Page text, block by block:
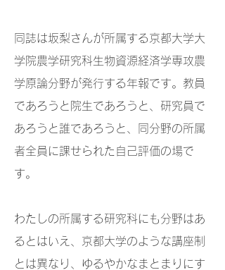
同誌は坂梨さんが所属する京都大学大
学院農学研究科生物資源経済学専攻農
学原論分野が発行する年報です。教員
であろうと院生であろうと、研究員で
あろうと誰であろうと、同分野の所属
者全員に課せられた自己評価の場で
す。
わたしの所属する研究科にも分野はあ
るとはいえ、京都大学のような講座制
とは異なり、ゆるやかなまとまりにす